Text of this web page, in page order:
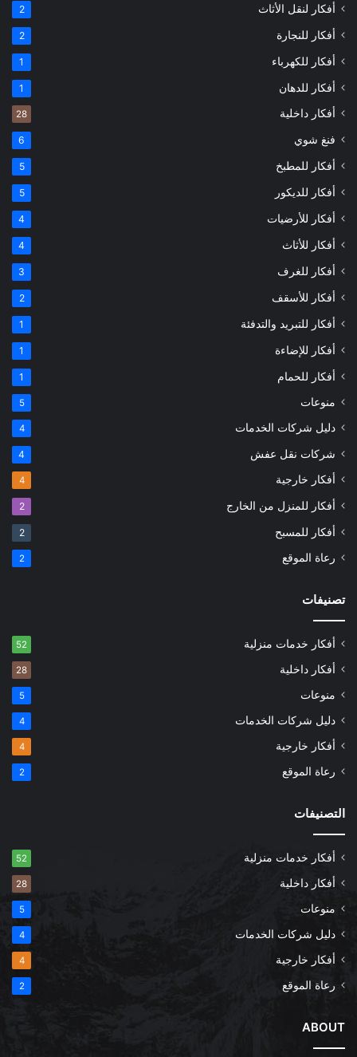
أفكار لنقل الأثاث 2
أفكار للنجارة 2
أفكار للكهرباء 1
أفكار للدهان 1
أفكار داخلية 28
فنغ شوي 6
أفكار للمطبخ 5
أفكار للديكور 5
أفكار للأرضيات 4
أفكار للأثاث 4
أفكار للغرف 3
أفكار للأسقف 2
أفكار للتبريد والتدفئة 1
أفكار للإضاءة 1
أفكار للحمام 1
منوعات 5
دليل شركات الخدمات 4
شركات نقل عفش 4
أفكار خارجية 4
أفكار للمنزل من الخارج 2
أفكار للمسبح 2
رعاة الموقع 2
تصنيفات
أفكار خدمات منزلية 52
أفكار داخلية 28
منوعات 5
دليل شركات الخدمات 4
أفكار خارجية 4
رعاة الموقع 2
التصنيفات
أفكار خدمات منزلية 52
أفكار داخلية 28
منوعات 5
دليل شركات الخدمات 4
أفكار خارجية 4
رعاة الموقع 2
ABOUT